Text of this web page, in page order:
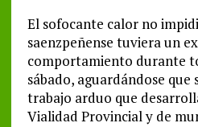
El sofocante calor no
saenzpeñense tuviera un
comportamiento durante
sábado, aguardándose que
trabajo arduo que
Vialidad Provincial y de